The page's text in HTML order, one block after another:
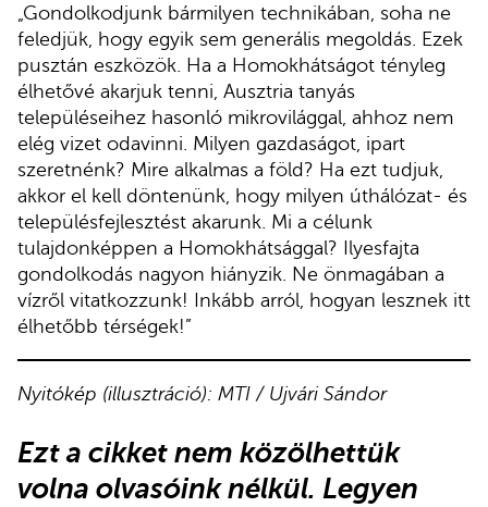
„Gondolkodjunk bármilyen technikában, soha ne
feledjük, hogy egyik sem generális megoldás. Ezek
pusztán eszközök. Ha a Homokhátságot tényleg
élhetővé akarjuk tenni, Ausztria tanyás
településeihez hasonló mikrovilággal, ahhoz nem
elég vizet odavinni. Milyen gazdaságot, ipart
szeretnénk? Mire alkalmas a föld? Ha ezt tudjuk,
akkor el kell döntenünk, hogy milyen úthálózat- és
településfejlesztést akarunk. Mi a célunk
tulajdonképpen a Homokhátsággal? Ilyesfajta
gondolkodás nagyon hiányzik. Ne önmagában a
vízről vitatkozzunk! Inkább arról, hogyan lesznek itt
élhetőbb térségek!”
Nyitókép (illusztráció): MTI / Ujvári Sándor
Ezt a cikket nem közölhettük
volna olvasóink nélkül. Legyen